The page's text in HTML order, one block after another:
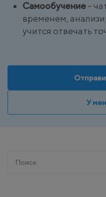
Самообучение–
временем,
учится отвечать
У